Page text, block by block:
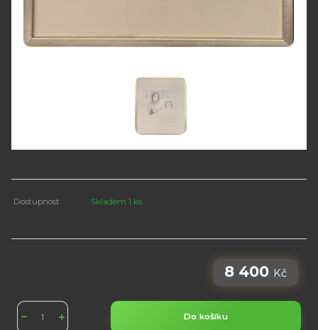
Dostupnost Skladem 1 ks
8 400 Kč
Do košíku